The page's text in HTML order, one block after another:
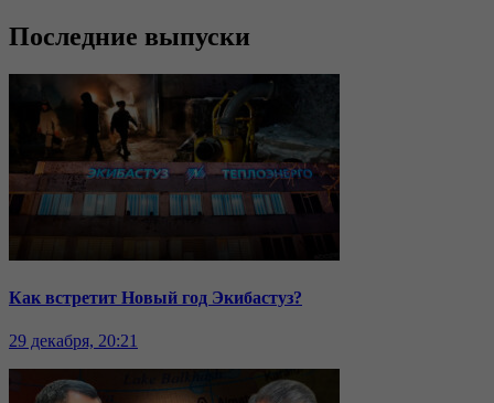
Последние выпуски
Как встретит Новый год Экибастуз?
29 декабря, 20:21